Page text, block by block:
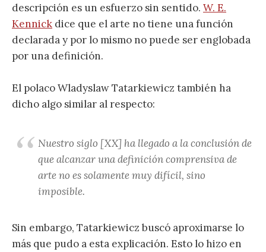
descripción es un esfuerzo sin sentido. W. E.
Kennick dice que el arte no tiene una función
declarada y por lo mismo no puede ser englobada
por una definición.
El polaco Wladyslaw Tatarkiewicz también ha
dicho algo similar al respecto:
Nuestro siglo [XX] ha llegado a la conclusión de
que alcanzar una definición comprensiva de
arte no es solamente muy difícil, sino
imposible.
Sin embargo, Tatarkiewicz buscó aproximarse lo
más que pudo a esta explicación. Esto lo hizo en